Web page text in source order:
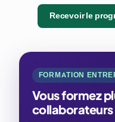
Recevoir le
FORMATION
Vous formez
collaborateurs